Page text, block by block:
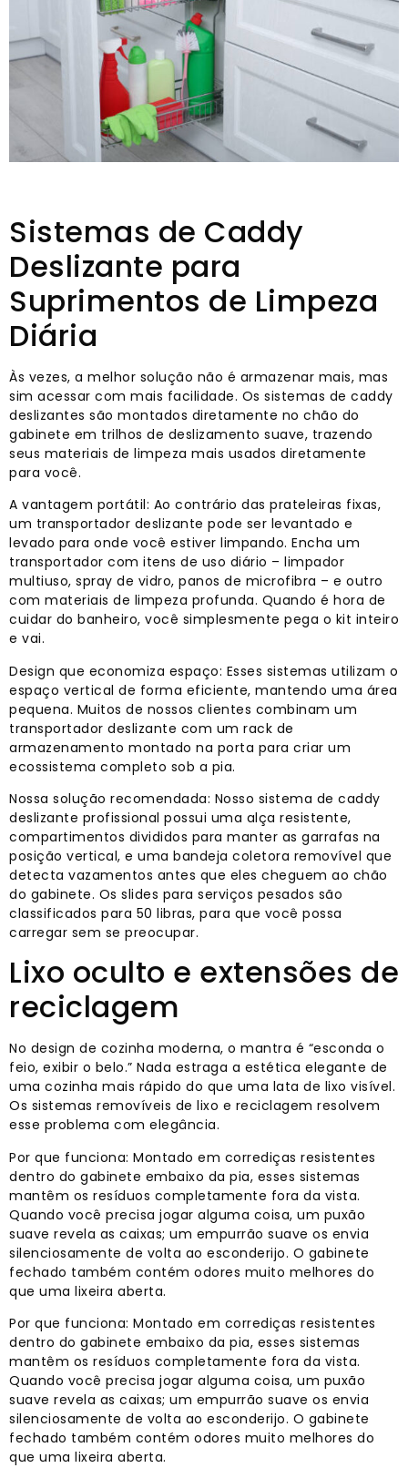
Sistemas de Caddy
Deslizante para
Suprimentos de Limpeza
Diária
Às vezes, a melhor solução não é armazenar mais, mas
sim acessar com mais facilidade. Os sistemas de caddy
deslizantes são montados diretamente no chão do
gabinete em trilhos de deslizamento suave, trazendo
seus materiais de limpeza mais usados ​​​​diretamente
para você.
A vantagem portátil: Ao contrário das prateleiras fixas,
um transportador deslizante pode ser levantado e
levado para onde você estiver limpando. Encha um
transportador com itens de uso diário – limpador
multiuso, spray de vidro, panos de microfibra – e outro
com materiais de limpeza profunda. Quando é hora de
cuidar do banheiro, você simplesmente pega o kit inteiro
e vai.
Design que economiza espaço: Esses sistemas utilizam o
espaço vertical de forma eficiente, mantendo uma área
pequena. Muitos de nossos clientes combinam um
transportador deslizante com um rack de
armazenamento montado na porta para criar um
ecossistema completo sob a pia.
Nossa solução recomendada: Nosso sistema de caddy
deslizante profissional possui uma alça resistente,
compartimentos divididos para manter as garrafas na
posição vertical, e uma bandeja coletora removível que
detecta vazamentos antes que eles cheguem ao chão
do gabinete. Os slides para serviços pesados ​​são
classificados para 50 libras, para que você possa
carregar sem se preocupar.
Lixo oculto e extensões de
reciclagem
No design de cozinha moderna, o mantra é “esconda o
feio, exibir o belo.” Nada estraga a estética elegante de
uma cozinha mais rápido do que uma lata de lixo visível.
Os sistemas removíveis de lixo e reciclagem resolvem
esse problema com elegância.
Por que funciona: Montado em corrediças resistentes
dentro do gabinete embaixo da pia, esses sistemas
mantêm os resíduos completamente fora da vista.
Quando você precisa jogar alguma coisa, um puxão
suave revela as caixas; um empurrão suave os envia
silenciosamente de volta ao esconderijo. O gabinete
fechado também contém odores muito melhores do
que uma lixeira aberta.
Por que funciona: Montado em corrediças resistentes
dentro do gabinete embaixo da pia, esses sistemas
mantêm os resíduos completamente fora da vista.
Quando você precisa jogar alguma coisa, um puxão
suave revela as caixas; um empurrão suave os envia
silenciosamente de volta ao esconderijo. O gabinete
fechado também contém odores muito melhores do
que uma lixeira aberta.